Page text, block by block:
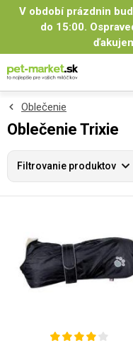
V období prázdnin
do 15:00.
Oblečenie
Oblečenie Trixie
Filtrovanie produktov